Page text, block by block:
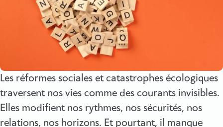
Les réformes sociales et catastrophes écologiques
traversent nos vies comme des courants invisibles.
Elles modifient nos rythmes, nos sécurités, nos
relations, nos horizons. Et pourtant, il manque